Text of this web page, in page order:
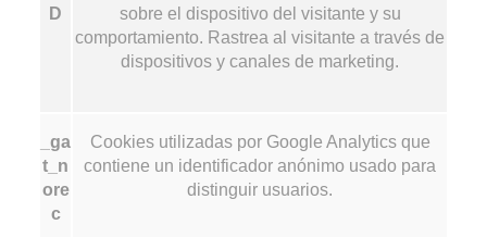
D
sobre el dispositivo del visitante y su
comportamiento. Rastrea al visitante a través de
dispositivos y canales de marketing.
_ga
t_n
ore
c
Cookies utilizadas por Google Analytics que
contiene un identificador anónimo usado para
distinguir usuarios.